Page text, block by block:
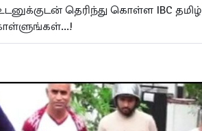
தெரிந்து கொள்ள IBC தமிழ்